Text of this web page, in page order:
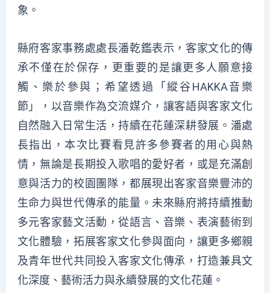
象。
縣府客家事務處處長潘乾鑑表示，客家文化的傳
承不僅在於保存，更重要的是讓更多人願意接
觸、樂於參與；希望透過「縱谷HAKKA音樂
節」，以音樂作為交流媒介，讓客語與客家文化
自然融入日常生活，持續在花蓮深耕發展。潘處
長指出，本次比賽看見許多參賽者的用心與熱
情，無論是長期投入歌唱的愛好者，或是充滿創
意與活力的校園團隊，都展現出客家音樂豐沛的
生命力與世代傳承的能量。未來縣府將持續推動
多元客家藝文活動，從語言、音樂、表演藝術到
文化體驗，拓展客家文化參與面向，讓更多鄉親
及青年世代共同投入客家文化傳承，打造兼具文
化深度、藝術活力與永續發展的文化花蓮。